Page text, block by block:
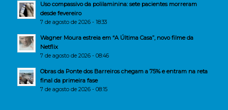
Uso compassivo da polilaminina: sete pacientes morreram
desde fevereiro
7 de agosto de 2026 - 18:33
Wagner Moura estreia em “A Última Casa”, novo filme da
Netflix
7 de agosto de 2026 - 08:46
Obras da Ponte dos Barreiros chegam a 75% e entram na reta
final da primeira fase
7 de agosto de 2026 - 08:15